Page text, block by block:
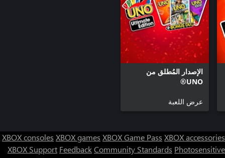
الإصدار المُطلق من
UNO®
عرض اللعبة
XBOX consoles XBOX games XBOX Game Pass XBOX accessories
XBOX Support FeedbackCommunity Standards Photosensitive